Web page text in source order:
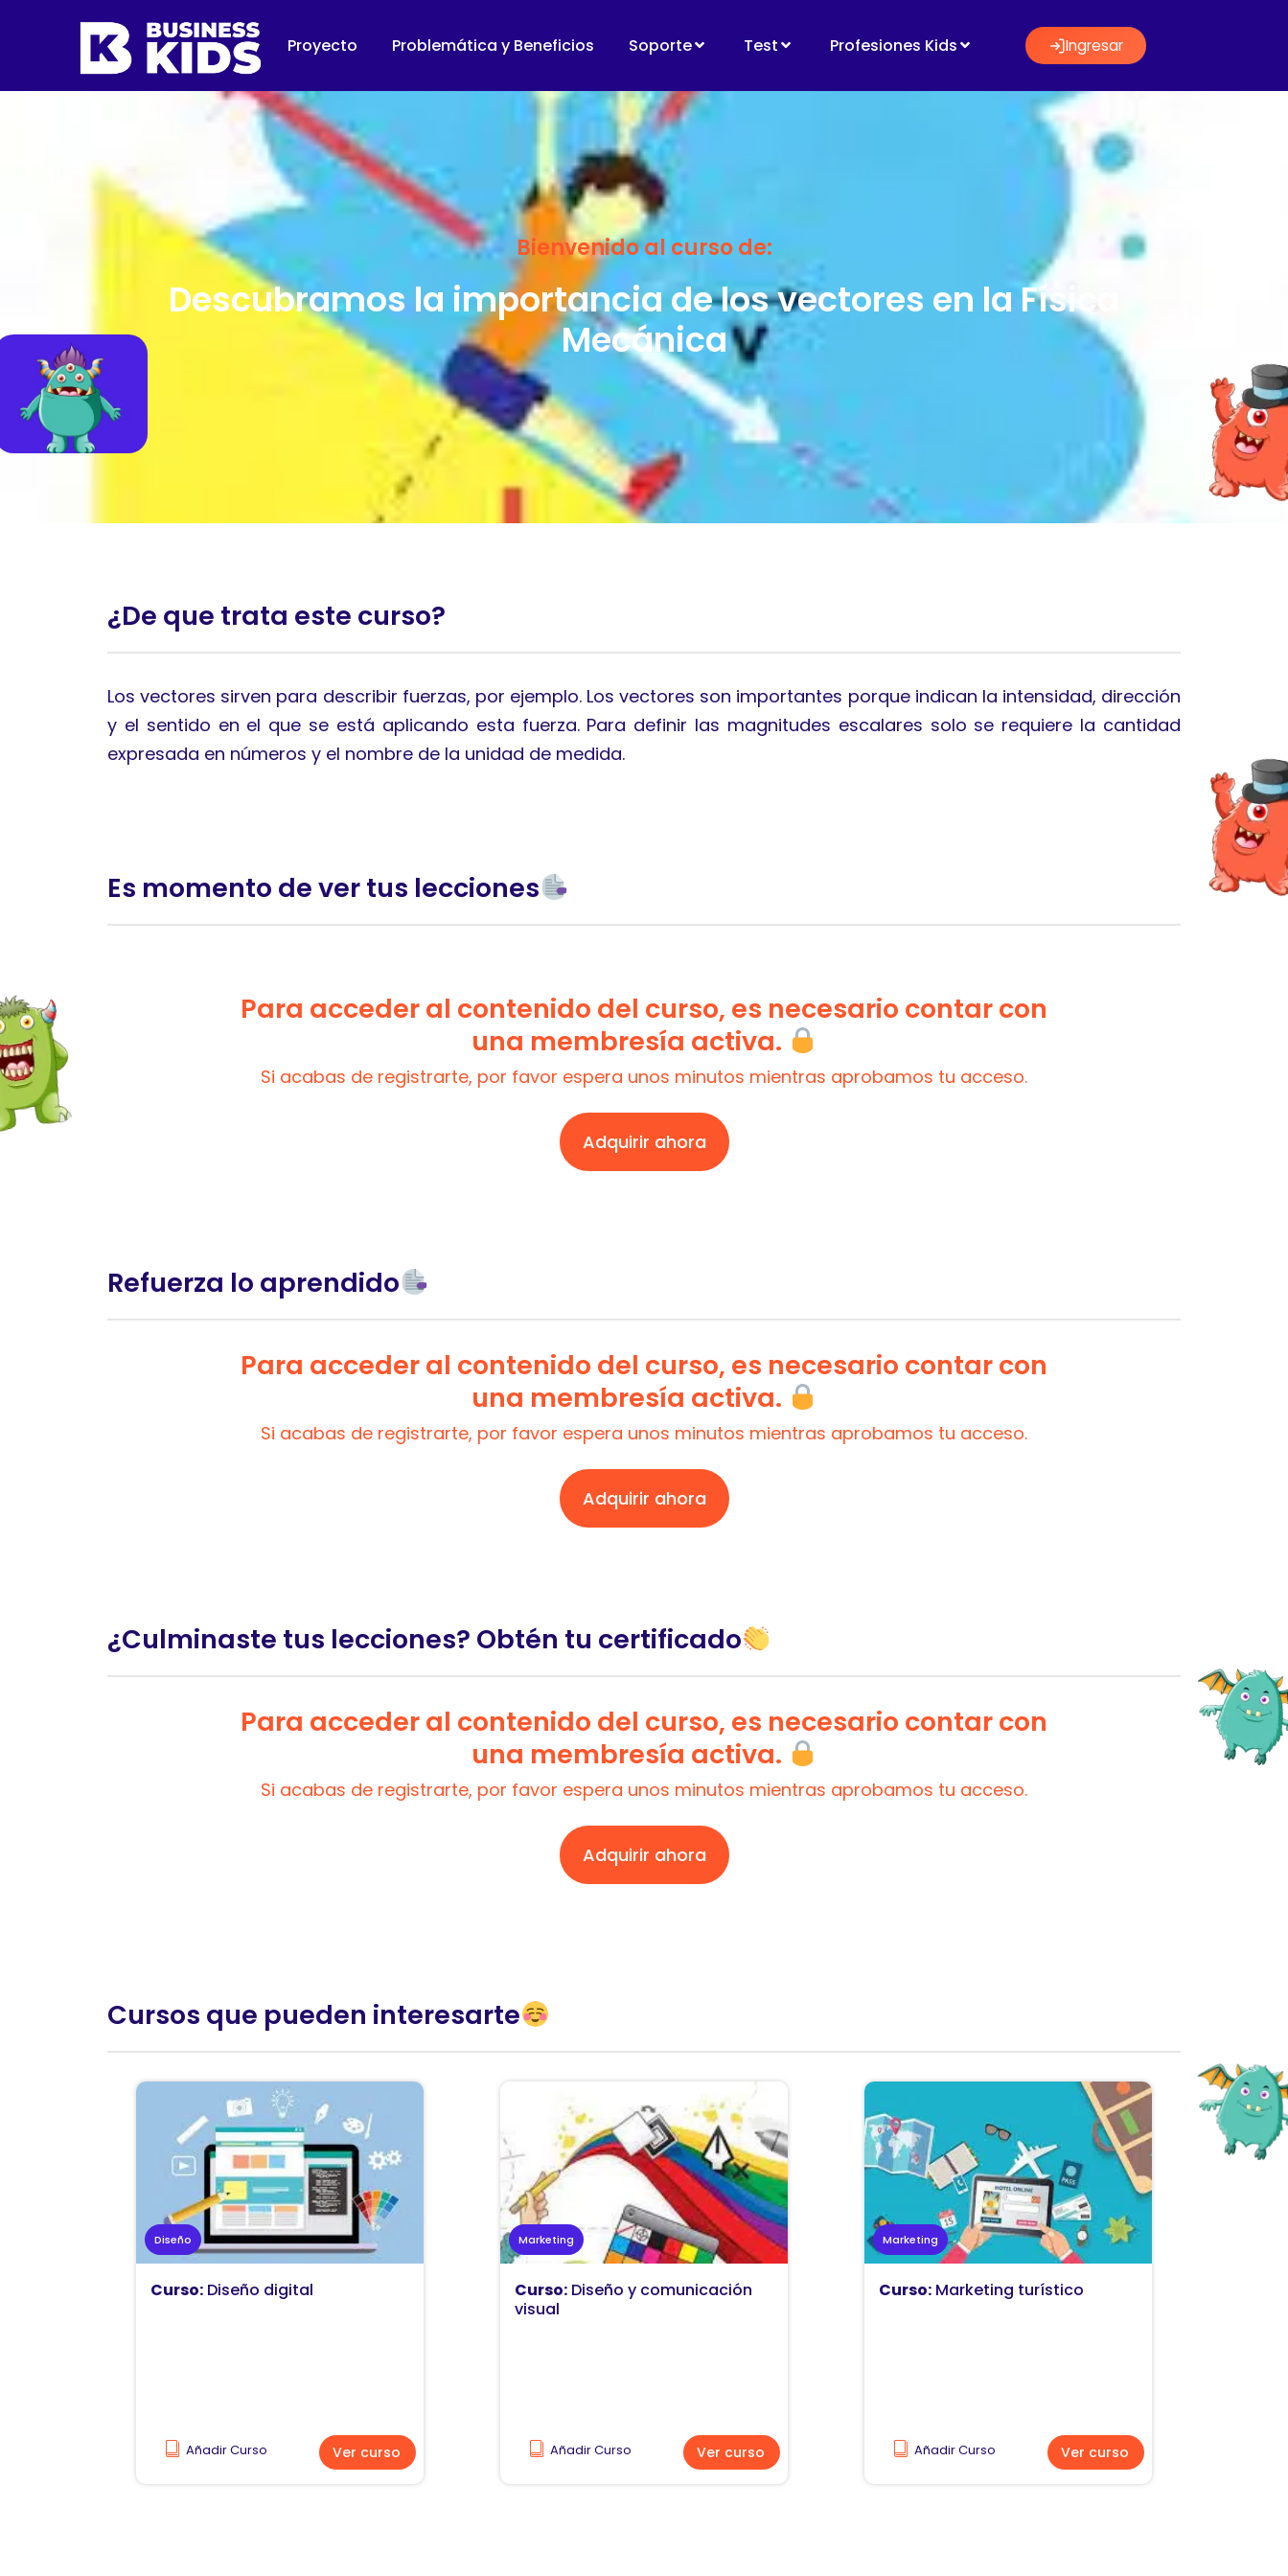
Proyecto Problemática y Beneficios Soporte Test Profesiones Kids Ingresar
Bienvenido al curso de:
Descubramos la importancia de los vectores en la Física
Mecánica
¿De que trata este curso?
Los vectores sirven para describir fuerzas, por ejemplo. Los vectores son importantes porque indican la intensidad, dirección
y el sentido en el que se está aplicando esta fuerza. Para definir las magnitudes escalares solo se requiere la cantidad
expresada en números y el nombre de la unidad de medida.
Es momento de ver tus lecciones
Para acceder al contenido del curso, es necesario contar con
una membresía activa.
Si acabas de registrarte, por favor espera unos minutos mientras aprobamos tu acceso.
Adquirir ahora
Refuerza lo aprendido
Para acceder al contenido del curso, es necesario contar con
una membresía activa.
Si acabas de registrarte, por favor espera unos minutos mientras aprobamos tu acceso.
Adquirir ahora
¿Culminaste tus lecciones? Obtén tu certificado
Para acceder al contenido del curso, es necesario contar con
una membresía activa.
Si acabas de registrarte, por favor espera unos minutos mientras aprobamos tu acceso.
Adquirir ahora
Cursos que pueden interesarte
Diseño
Curso: Diseño digital
Añadir Curso Ver curso
Marketing
Curso: Diseño y comunicación
visual
Añadir Curso Ver curso
Marketing
Curso: Marketing turístico
Añadir Curso Ver curso